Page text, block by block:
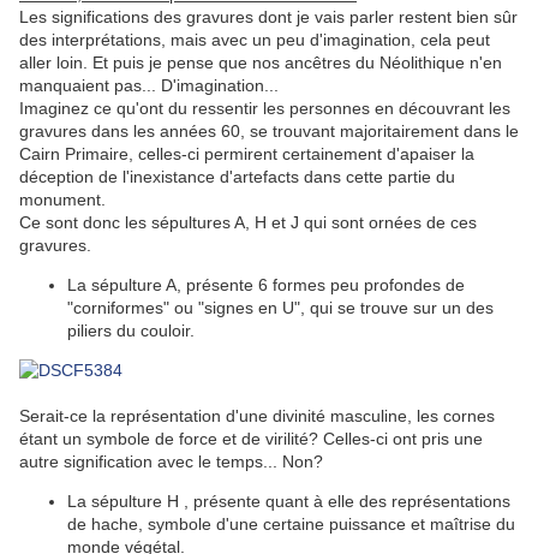
Les significations des gravures dont je vais parler restent bien sûr
des interprétations, mais avec un peu d'imagination, cela peut
aller loin. Et puis je pense que nos ancêtres du Néolithique n'en
manquaient pas... D'imagination...
Imaginez ce qu'ont du ressentir les personnes en découvrant les
gravures dans les années 60, se trouvant majoritairement dans le
Cairn Primaire, celles-ci permirent certainement d'apaiser la
déception de l'inexistance d'artefacts dans cette partie du
monument.
Ce sont donc les sépultures A, H et J qui sont ornées de ces
gravures.
La sépulture A, présente 6 formes peu profondes de
"corniformes" ou "signes en U", qui se trouve sur un des
piliers du couloir.
Serait-ce la représentation d'une divinité masculine, les cornes
étant un symbole de force et de virilité? Celles-ci ont pris une
autre signification avec le temps... Non?
La sépulture H , présente quant à elle des représentations
de hache, symbole d'une certaine puissance et maîtrise du
monde végétal.